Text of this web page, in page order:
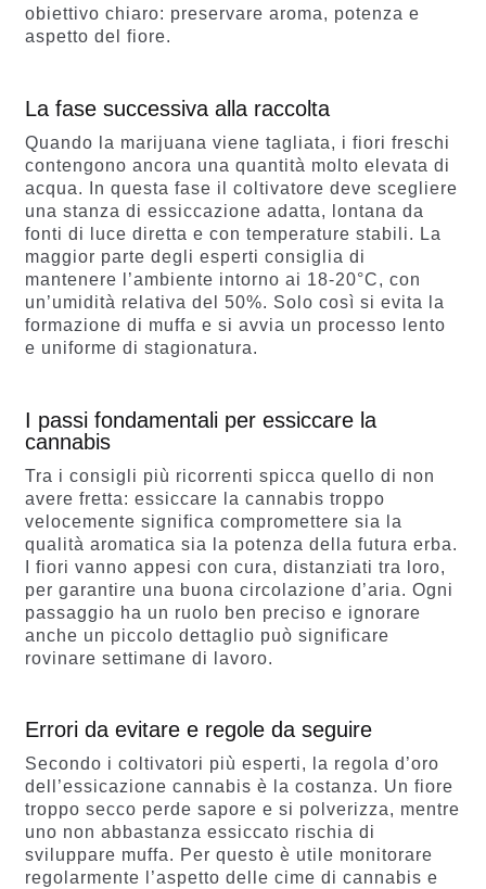
obiettivo chiaro: preservare aroma, potenza e
aspetto del fiore.
La fase successiva alla raccolta
Quando la marijuana viene tagliata, i fiori freschi
contengono ancora una quantità molto elevata di
acqua. In questa fase il coltivatore deve scegliere
una stanza di essiccazione adatta, lontana da
fonti di luce diretta e con temperature stabili. La
maggior parte degli esperti consiglia di
mantenere l’ambiente intorno ai 18-20°C, con
un’umidità relativa del 50%. Solo così si evita la
formazione di muffa e si avvia un processo lento
e uniforme di stagionatura.
I passi fondamentali per essiccare la
cannabis
Tra i consigli più ricorrenti spicca quello di non
avere fretta: essiccare la cannabis troppo
velocemente significa compromettere sia la
qualità aromatica sia la potenza della futura erba.
I fiori vanno appesi con cura, distanziati tra loro,
per garantire una buona circolazione d’aria. Ogni
passaggio ha un ruolo ben preciso e ignorare
anche un piccolo dettaglio può significare
rovinare settimane di lavoro.
Errori da evitare e regole da seguire
Secondo i coltivatori più esperti, la regola d’oro
dell’essicazione cannabis è la costanza. Un fiore
troppo secco perde sapore e si polverizza, mentre
uno non abbastanza essiccato rischia di
sviluppare muffa. Per questo è utile monitorare
regolarmente l’aspetto delle cime di cannabis e